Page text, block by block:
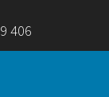
406